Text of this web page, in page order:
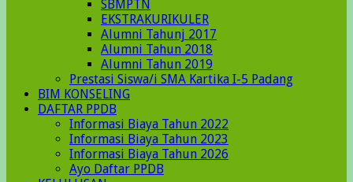
SBMPTN
EKSTRAKURIKULER
Alumni Tahunj 2017
Alumni Tahun 2018
Alumni Tahun 2019
Prestasi Siswa/i SMA Kartika I-5 Padang
BIM KONSELING
DAFTAR PPDB
Informasi Biaya Tahun 2022
Informasi Biaya Tahun 2023
Informasi Biaya Tahun 2026
Ayo Daftar PPDB